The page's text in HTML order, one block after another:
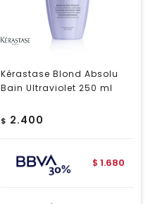
Kérastase Blond Absolu
Bain Ultraviolet 250 ml
$ 2.400
$ 1.680